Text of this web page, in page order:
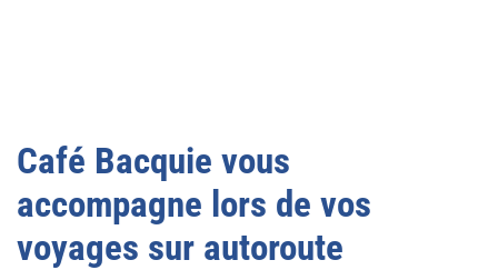
Café Bacquie vous
accompagne lors de vos
voyages sur autoroute